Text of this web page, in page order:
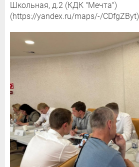
Школьная, д.2 (КДК "Мечта")
(https://yandex.ru/maps/-/CDfgZByt)